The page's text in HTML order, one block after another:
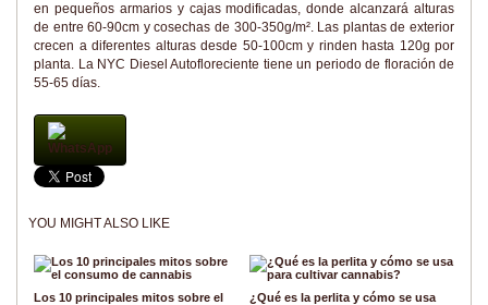
en pequeños armarios y cajas modificadas, donde alcanzará alturas
de entre 60-90cm y cosechas de 300-350g/m². Las plantas de exterior
crecen a diferentes alturas desde 50-100cm y rinden hasta 120g por
planta. La NYC Diesel Autofloreciente tiene un periodo de floración de
55-65 días.
WhatsApp
YOU MIGHT ALSO LIKE
Los 10 principales mitos sobre el
¿Qué es la perlita y cómo se usa